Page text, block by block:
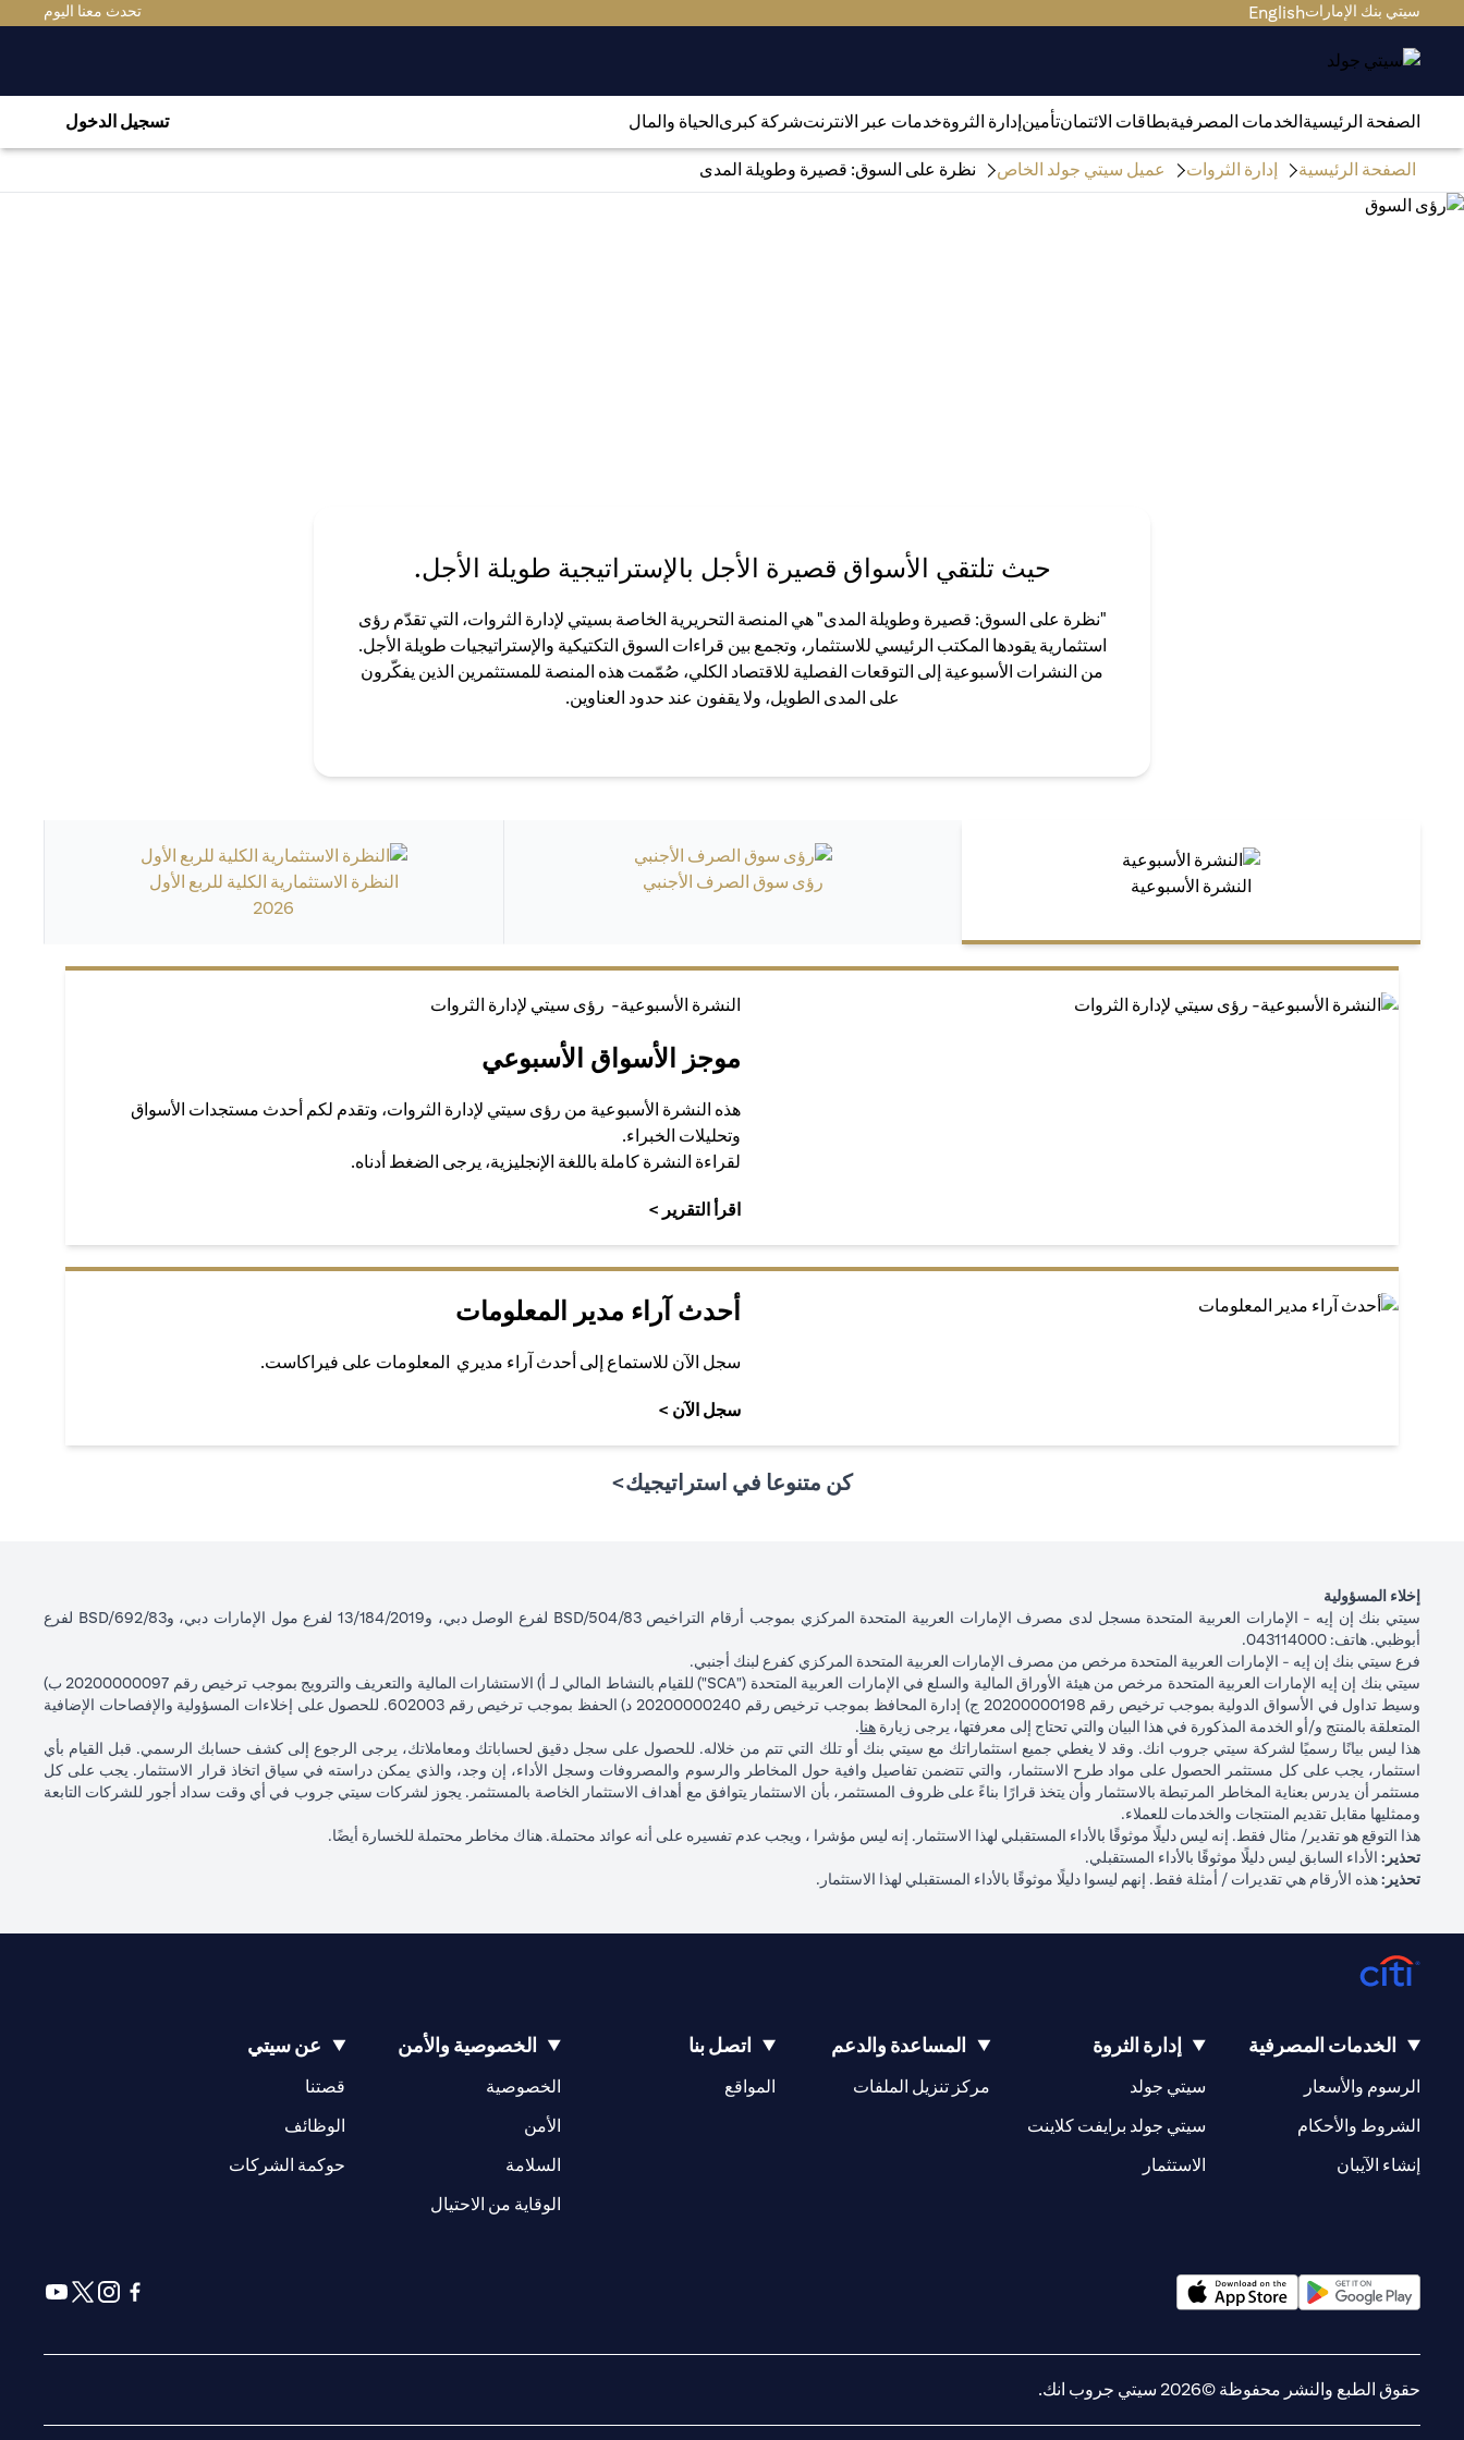
سيتي بنك الإماراتEnglish تحدث معنا اليوم
الصفحة الرئيسيةالخدمات المصرفيةبطاقات الائتمانتأمينإدارة الثروةخدمات عبر الانترنتشركة كبرىالحياة والمال تسجيل الدخول
الصفحة الرئيسية إدارة الثروات عميل سيتي جولد الخاص نظرة على السوق: قصيرة وطويلة المدى
حيث تلتقي الأسواق قصيرة الأجل بالإستراتيجية طويلة الأجل.
"نظرة على السوق: قصيرة وطويلة المدى" هي المنصة التحريرية الخاصة بسيتي لإدارة الثروات، التي تقدّم رؤى
استثمارية يقودها المكتب الرئيسي للاستثمار، وتجمع بين قراءات السوق التكتيكية والإستراتيجيات طويلة الأجل.
من النشرات الأسبوعية إلى التوقعات الفصلية للاقتصاد الكلي، صُمّمت هذه المنصة للمستثمرين الذين يفكّرون
على المدى الطويل، ولا يقفون عند حدود العناوين.
النشرة الأسبوعية رؤى سوق الصرف الأجنبي
النظرة الاستثمارية الكلية للربع الأول
2026
النشرة الأسبوعية- رؤى سيتي لإدارة الثروات
موجز الأسواق الأسبوعي
هذه النشرة الأسبوعية من رؤى سيتي لإدارة الثروات، وتقدم لكم أحدث مستجدات الأسواق
وتحليلات الخبراء.
لقراءة النشرة كاملة باللغة الإنجليزية، يرجى الضغط أدناه.
اقرأ التقرير >
أحدث آراء مدير المعلومات
سجل الآن للاستماع إلى أحدث آراء مديري المعلومات على فيراكاست.
سجل الآن >
كن متنوعا في استراتيجيك>
إخلاء المسؤولية
سيتي بنك إن إيه - الإمارات العربية المتحدة مسجل لدى مصرف الإمارات العربية المتحدة المركزي بموجب أرقام التراخيص BSD/504/83 لفرع الوصل دبي، و13/184/2019 لفرع مول الإمارات دبي، وBSD/692/83 لفرع
أبوظبي. هاتف: 043114000.
فرع سيتي بنك إن إيه - الإمارات العربية المتحدة مرخص من مصرف الإمارات العربية المتحدة المركزي كفرع لبنك أجنبي.
سيتي بنك إن إيه الإمارات العربية المتحدة مرخص من هيئة الأوراق المالية والسلع في الإمارات العربية المتحدة ("SCA") للقيام بالنشاط المالي لـ أ) الاستشارات المالية والتعريف والترويج بموجب ترخيص رقم 20200000097 ب)
وسيط تداول في الأسواق الدولية بموجب ترخيص رقم 20200000198 ج) إدارة المحافظ بموجب ترخيص رقم 20200000240 د) الحفظ بموجب ترخيص رقم 602003. للحصول على إخلاءات المسؤولية والإفصاحات الإضافية
المتعلقة بالمنتج و/أو الخدمة المذكورة في هذا البيان والتي تحتاج إلى معرفتها، يرجى زيارة هنا.
هذا ليس بيانًا رسميًا لشركة سيتي جروب انك. وقد لا يغطي جميع استثماراتك مع سيتي بنك أو تلك التي تتم من خلاله. للحصول على سجل دقيق لحساباتك ومعاملاتك، يرجى الرجوع إلى كشف حسابك الرسمي. قبل القيام بأي
استثمار، يجب على كل مستثمر الحصول على مواد طرح الاستثمار، والتي تتضمن تفاصيل وافية حول المخاطر والرسوم والمصروفات وسجل الأداء، إن وجد، والذي يمكن دراسته في سياق اتخاذ قرار الاستثمار. يجب على كل
مستثمر أن يدرس بعناية المخاطر المرتبطة بالاستثمار وأن يتخذ قرارًا بناءً على ظروف المستثمر، بأن الاستثمار يتوافق مع أهداف الاستثمار الخاصة بالمستثمر. يجوز لشركات سيتي جروب في أي وقت سداد أجور للشركات التابعة
وممثليها مقابل تقديم المنتجات والخدمات للعملاء.
هذا التوقع هو تقدير/ مثال فقط. إنه ليس دليلًا موثوقًا بالأداء المستقبلي لهذا الاستثمار. إنه ليس مؤشرا ، ويجب عدم تفسيره على أنه عوائد محتملة. هناك مخاطر محتملة للخسارة أيضًا.
تحذير: الأداء السابق ليس دليلًا موثوقًا بالأداء المستقبلي.
تحذير:هذه الأرقام هي تقديرات / أمثلة فقط. إنهم ليسوا دليلًا موثوقًا بالأداء المستقبلي لهذا الاستثمار.
الخدمات المصرفية
الرسوم والأسعار
الشروط والأحكام
إنشاء الآيبان
إدارة الثروة
سيتي جولد
سيتي جولد برايفت كلاينت
الاستثمار
المساعدة والدعم
مركز تنزيل الملفات
اتصل بنا
المواقع
(opens in a new tab)
الخصوصية والأمن
الخصوصية
الأمن
السلامة
الوقاية من الاحتيال
عن سيتي
قصتنا
(opens in a new tab)
الوظائف
(opens in a new tab)
حوكمة الشركات
(opens in a new tab)
حقوق الطبع والنشر محفوظة ©2026 سيتي جروب انك.